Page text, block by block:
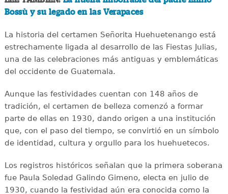
Bossù y su legado en las Verapaces
La historia del certamen Señorita Huehuetenango está
estrechamente ligada al desarrollo de las Fiestas Julias,
una de las celebraciones más antiguas y emblemáticas
del occidente de Guatemala.
Aunque las festividades cuentan con 148 años de
tradición, el certamen de belleza comenzó a formar
parte de ellas en 1930, dando origen a una institución
que, con el paso del tiempo, se convirtió en un símbolo
de identidad, cultura y orgullo para los huehuetecos.
Los registros históricos señalan que la primera soberana
fue Paula Soledad Galindo Gimeno, electa en julio de
1930, cuando la festividad aún era conocida como la